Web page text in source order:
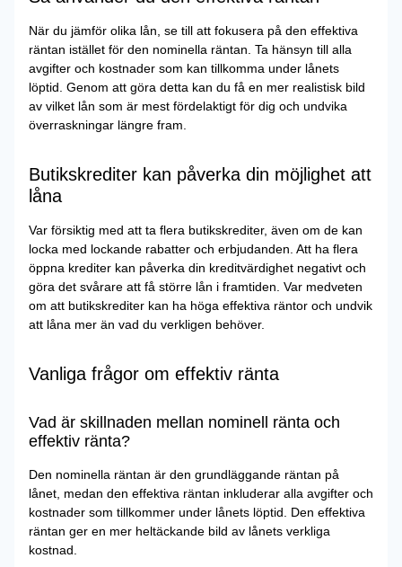
När du jämför olika lån, se till att fokusera på den effektiva
räntan istället för den nominella räntan. Ta hänsyn till alla
avgifter och kostnader som kan tillkomma under lånets
löptid. Genom att göra detta kan du få en mer realistisk bild
av vilket lån som är mest fördelaktigt för dig och undvika
överraskningar längre fram.
Butikskrediter kan påverka din möjlighet att
låna
Var försiktig med att ta flera butikskrediter, även om de kan
locka med lockande rabatter och erbjudanden. Att ha flera
öppna krediter kan påverka din kreditvärdighet negativt och
göra det svårare att få större lån i framtiden. Var medveten
om att butikskrediter kan ha höga effektiva räntor och undvik
att låna mer än vad du verkligen behöver.
Vanliga frågor om effektiv ränta
Vad är skillnaden mellan nominell ränta och
effektiv ränta?
Den nominella räntan är den grundläggande räntan på
lånet, medan den effektiva räntan inkluderar alla avgifter och
kostnader som tillkommer under lånets löptid. Den effektiva
räntan ger en mer heltäckande bild av lånets verkliga
kostnad.